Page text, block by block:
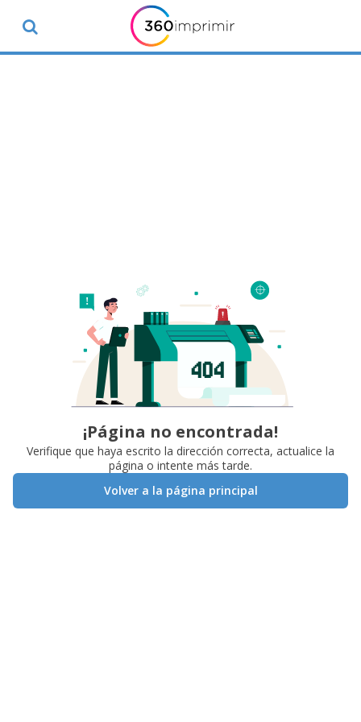
¡Página no encontrada!
Verifique que haya escrito la dirección correcta, actualice la
página o intente más tarde.